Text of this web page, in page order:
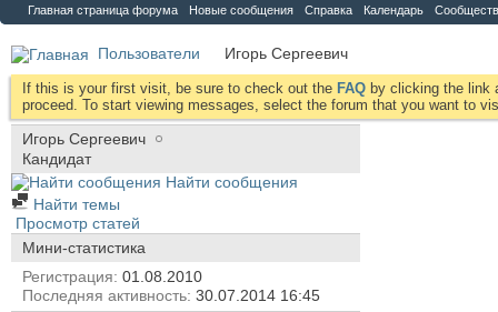
Главная страница форума Новые сообщения Справка Календарь
Пользователи Игорь Сергеевич
If this is your first visit, be sure to check out the FAQ by clicking the link
proceed. To start viewing messages, select the forum that you want to
Игорь Сергеевич
Кандидат
Найти сообщения
Найти темы
Просмотр статей
Мини-статистика
Регистрация 01.08.2010
Последняя активность 30.07.2014 16:45